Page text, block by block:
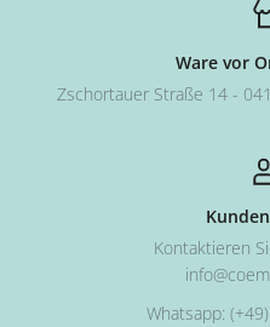
: Für die Entfernung
enthält und deshalb den
CND™ LED-Lampe aushärten,
Ware vor
Zschortauer Straße 14 -
Kontaktieren
Whatsapp: